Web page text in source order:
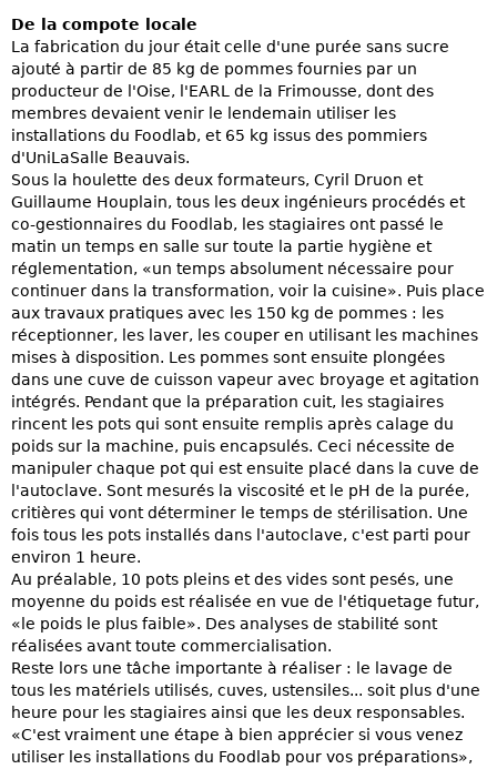
De la compote locale
La fabrication du jour était celle d'une purée sans sucre
ajouté à partir de 85 kg de pommes fournies par un
producteur de l'Oise, l'EARL de la Frimousse, dont des
membres devaient venir le lendemain utiliser les
installations du Foodlab, et 65 kg issus des pommiers
d'UniLaSalle Beauvais.
Sous la houlette des deux formateurs, Cyril Druon et
Guillaume Houplain, tous les deux ingénieurs procédés et
co-gestionnaires du Foodlab, les stagiaires ont passé le
matin un temps en salle sur toute la partie hygiène et
réglementation, «un temps absolument nécessaire pour
continuer dans la transformation, voir la cuisine». Puis place
aux travaux pratiques avec les 150 kg de pommes : les
réceptionner, les laver, les couper en utilisant les machines
mises à disposition. Les pommes sont ensuite plongées
dans une cuve de cuisson vapeur avec broyage et agitation
intégrés. Pendant que la préparation cuit, les stagiaires
rincent les pots qui sont ensuite remplis après calage du
poids sur la machine, puis encapsulés. Ceci nécessite de
manipuler chaque pot qui est ensuite placé dans la cuve de
l'autoclave. Sont mesurés la viscosité et le pH de la purée,
critières qui vont déterminer le temps de stérilisation. Une
fois tous les pots installés dans l'autoclave, c'est parti pour
environ 1 heure.
Au préalable, 10 pots pleins et des vides sont pesés, une
moyenne du poids est réalisée en vue de l'étiquetage futur,
«le poids le plus faible». Des analyses de stabilité sont
réalisées avant toute commercialisation.
Reste lors une tâche importante à réaliser : le lavage de
tous les matériels utilisés, cuves, ustensiles... soit plus d'une
heure pour les stagiaires ainsi que les deux responsables.
«C'est vraiment une étape à bien apprécier si vous venez
utiliser les installations du Foodlab pour vos préparations»,